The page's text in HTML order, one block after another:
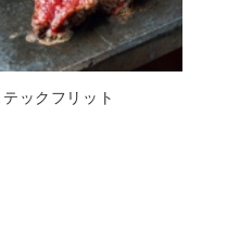
テックフリット